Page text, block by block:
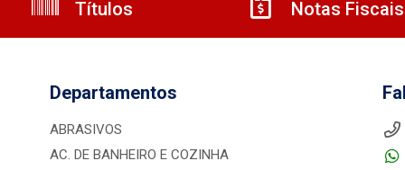
Títulos Notas Fiscais
Departamentos
ABRASIVOS
AC. DE BANHEIRO E COZINHA